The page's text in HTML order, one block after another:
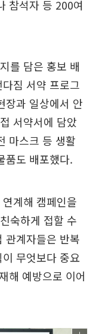
참석자 등 200여
를 담은 홍보 배
짐 서약 프로그
장과 일상에서 안
서약서에 담았
마스크 등 생활
품도 배포했다.
계해 캠페인을
숙하게 접할 수
관계자들은 반복
무엇보다 중요
해 예방으로 이어